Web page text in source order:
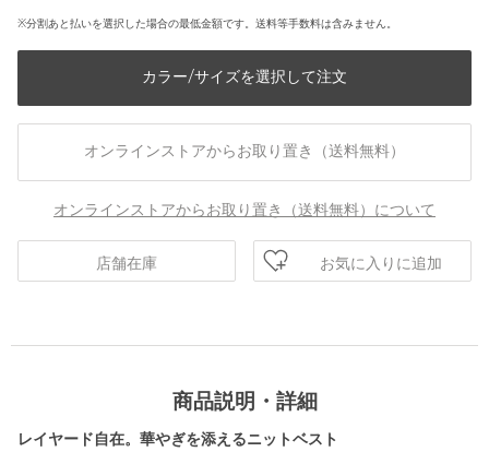
※分割あと払いを選択した場合の最低金額です。送料等手数料は含みません。
カラー/サイズを選択して注文
オンラインストアからお取り置き（送料無料）
オンラインストアからお取り置き（送料無料）について
店舗在庫 お気に入りに追加
商品説明・詳細
レイヤード自在。華やぎを添えるニットベスト